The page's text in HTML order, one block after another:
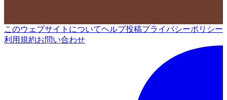
このウェブサイトについてヘルプ投稿プライバシーポリシー
利用規約お問い合わせ